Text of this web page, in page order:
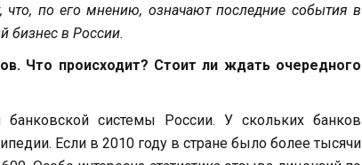
по его мнению, означают последние события в
бизнес в России.
Что происходит? Стоит ли ждать очередного
системы России. У скольких банков
Если в 2010 году в стране было более тысячи